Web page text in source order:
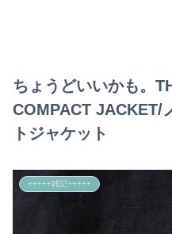
ちょうどいいかも。
COMPACT JACKET/
トジャケット
+++++雑記+++++